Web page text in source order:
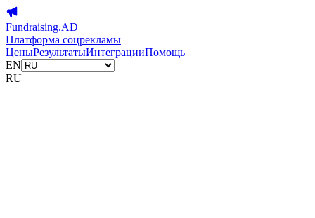
Fundraising.AD
Платформа соцрекламы
ЦеныРезультатыИнтеграцииПомощь
EN
RU